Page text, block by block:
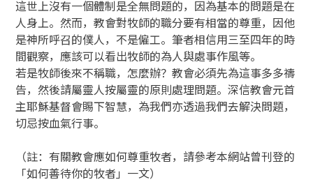
這世上沒有一個體制是全無問題的，因為基本的問題是在
人身上。然而，教會對牧師的職分要有相當的尊重，因他
是神所呼召的僕人，不是僱工。筆者相信用三至四年的時
間觀察，應該可以看出牧師的為人與處事作風等。
若是牧師後來不稱職，怎麼辦？教會必須先為這事多多禱
告，然後請屬靈人按屬靈的原則處理問題。深信教會元首
主耶穌基督會賜下智慧，為我們亦透過我們去解決問題，
切忌按血氣行事。
（註：有關教會應如何尊重牧者，請參考本網站曾刊登的
「如何善待你的牧者」一文）